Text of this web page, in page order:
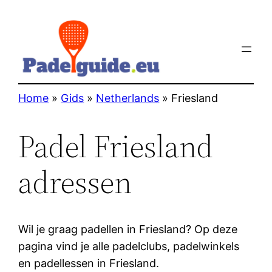
Home » Gids » Netherlands » Friesland
Padel Friesland
adressen
Wil je graag padellen in Friesland? Op deze
pagina vind je alle padelclubs, padelwinkels
en padellessen in Friesland.